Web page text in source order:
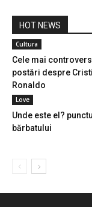
HOT NEWS
Cultura
Cele mai
postări despre
Ronaldo
Love
Unde este el?
bărbatului